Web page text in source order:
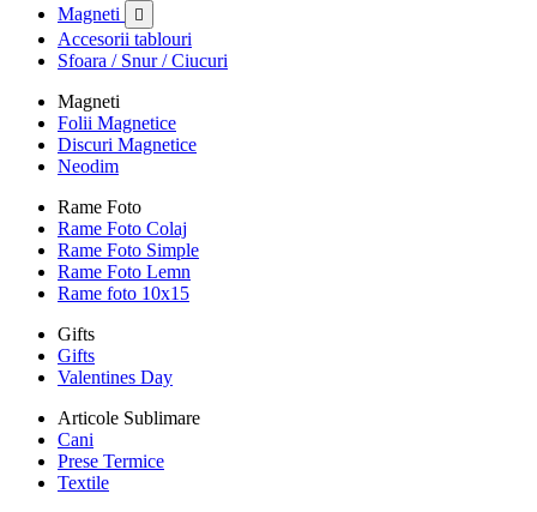
Magneti

Accesorii tablouri
Sfoara / Snur / Ciucuri
Magneti
Folii Magnetice
Discuri Magnetice
Neodim
Rame Foto
Rame Foto Colaj
Rame Foto Simple
Rame Foto Lemn
Rame foto 10x15
Gifts
Gifts
Valentines Day
Articole Sublimare
Cani
Prese Termice
Textile